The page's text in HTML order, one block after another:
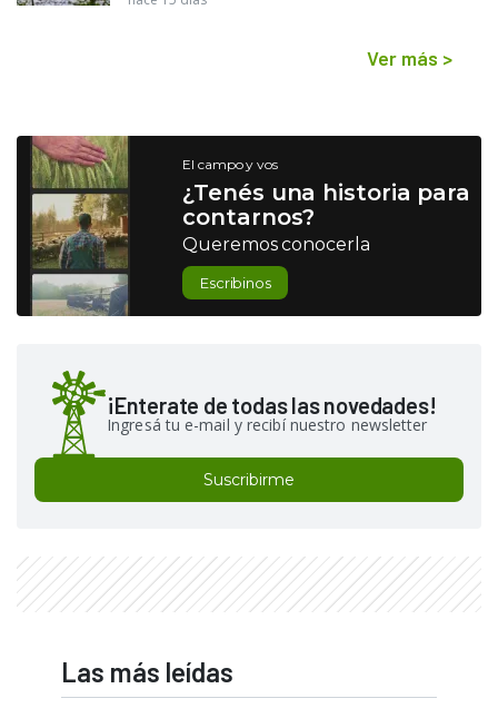
Ver más >
El campo y vos
¿Tenés una historia para
contarnos?
Queremos conocerla
Escribinos
¡Enterate de todas las novedades!
Ingresá tu e-mail y recibí nuestro newsletter
Suscribirme
Las más leídas